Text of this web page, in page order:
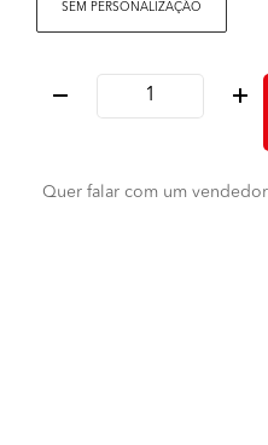
SEM PERSONALIZAÇÃO
Quer falar com um